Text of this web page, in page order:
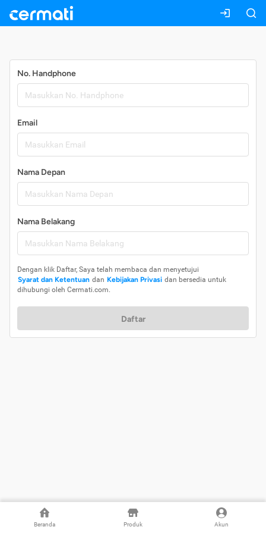
Beranda Produk Akun
No. Handphone
Email
Nama Depan
Nama Belakang
Dengan klik Daftar, Saya telah membaca dan menyetujui
Syarat dan Ketentuan dan Kebijakan Privasi dan bersedia untuk
dihubungi oleh Cermati.com.
Daftar